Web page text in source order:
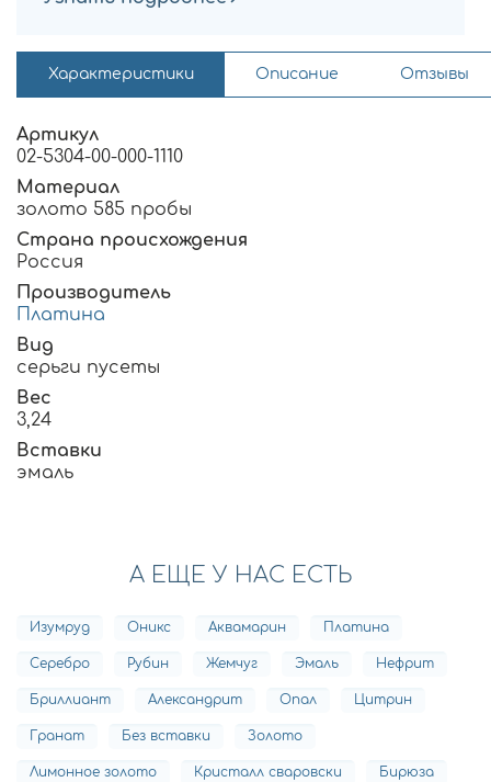
Характеристики Описание Отзывы
Артикул
02-5304-00-000-1110
Материал
золото 585 пробы
Страна происхождения
Россия
Производитель
Платина
Вид
серьги пусеты
Вес
3,24
Вставки
эмаль
А ЕЩЕ У НАС ЕСТЬ
Изумруд Оникс Аквамарин Платина
Серебро Рубин Жемчуг Эмаль Нефрит
Бриллиант Александрит Опал Цитрин
Гранат Без вставки Золото
Лимонное золото Кристалл сваровски Бирюза